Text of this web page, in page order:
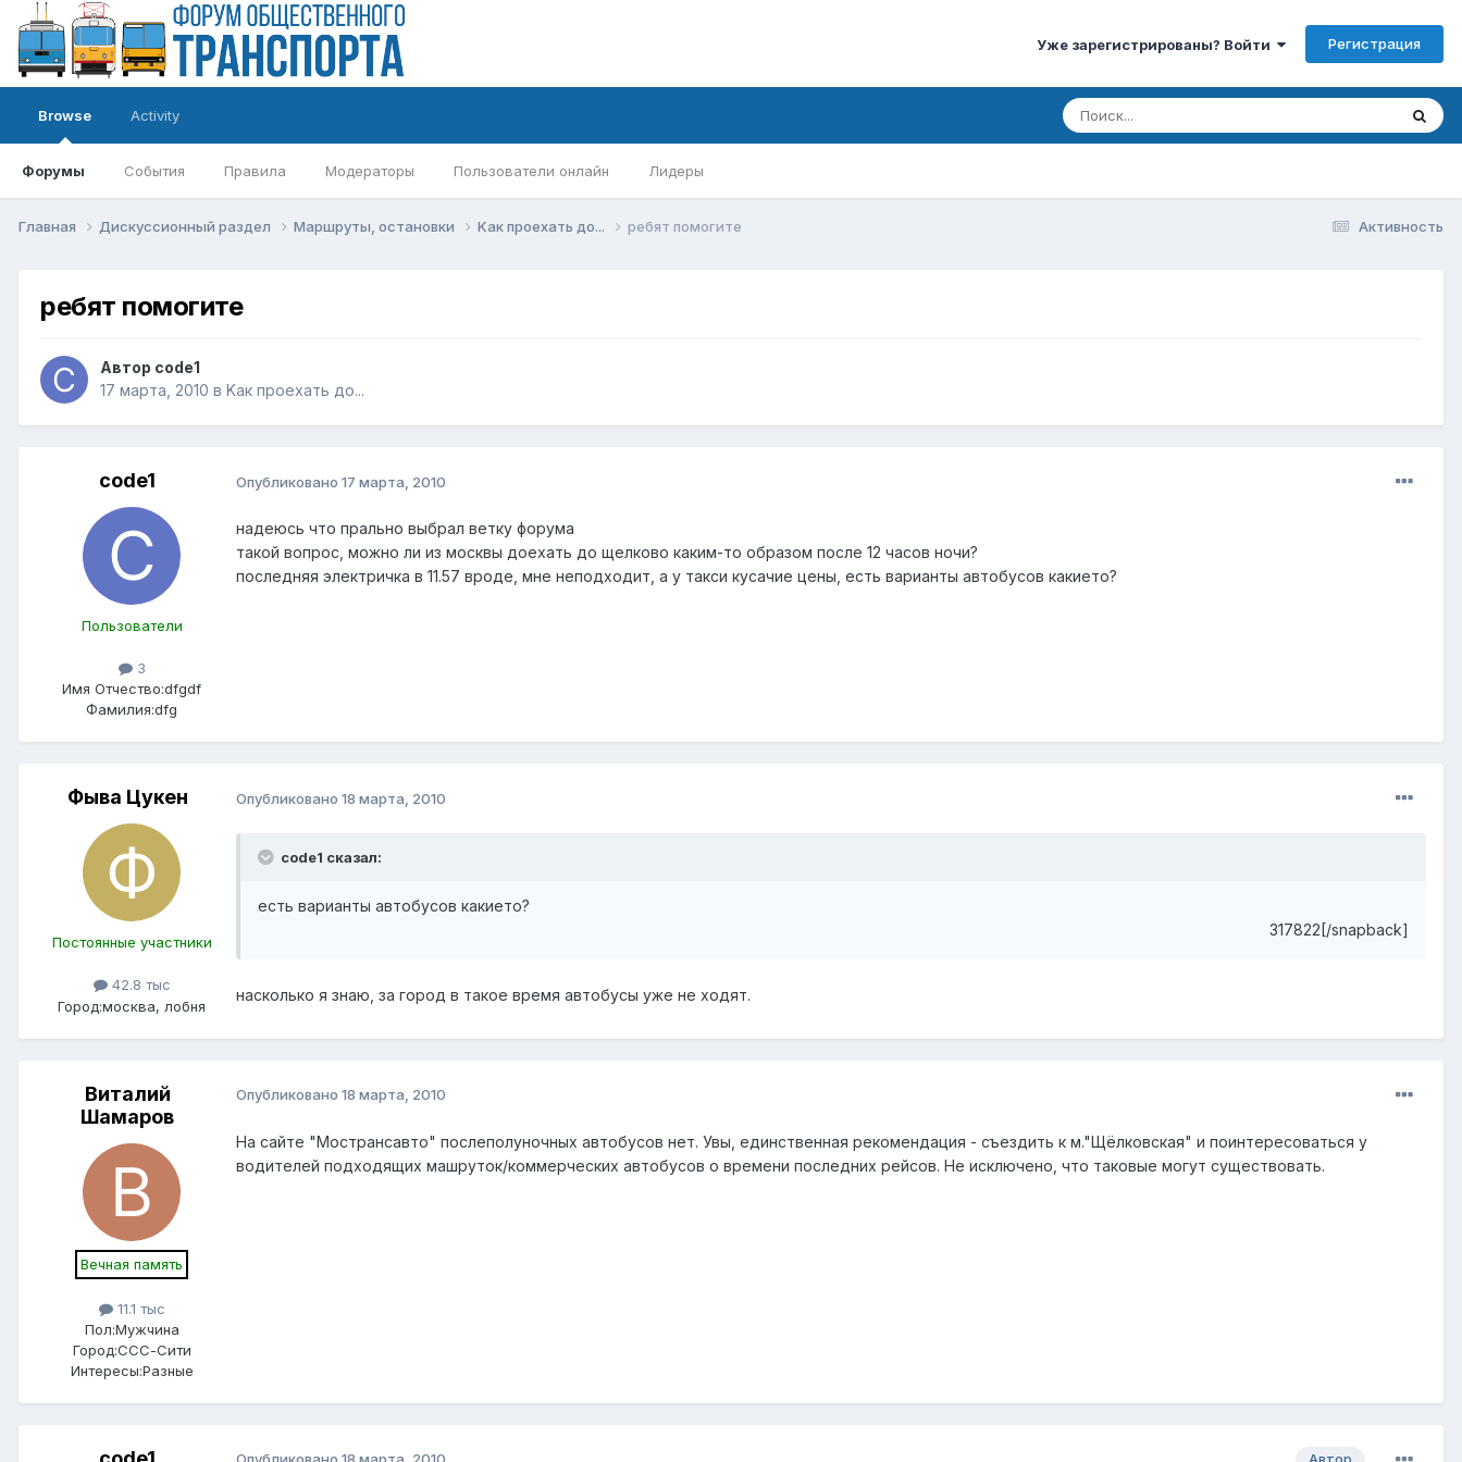
Уже зарегистрированы? Войти Регистрация
Browse
Форумы События Правила Модераторы Пользователи онлайн Лидеры
Activity
Активность
Главная Дискуссионный раздел Маршруты, остановки Kак проехать до... ребят помогите
ребят помогите
Автор code1
17 марта, 2010 в Kак проехать до...
code1
Пользователи
3
Имя Отчество:dfgdf
Фамилия:dfg
Опубликовано 17 марта, 2010
надеюсь что прально выбрал ветку форума
такой вопрос, можно ли из москвы доехать до щелково каким-то образом после 12 часов ночи?
последняя электричка в 11.57 вроде, мне неподходит, а у такси кусачие цены, есть варианты автобусов какието?
Фыва Цукен
Постоянные участники
42.8 тыс
Город:москва, лобня
Опубликовано 18 марта, 2010
code1 сказал:
есть варианты автобусов какието?
317822[/snapback]
насколько я знаю, за город в такое время автобусы уже не ходят.
Виталий
Шамаров
Вечная память
11.1 тыс
Пол:Мужчина
Город:ССС-Сити
Интересы:Разные
Опубликовано 18 марта, 2010
На сайте "Мострансавто" послеполуночных автобусов нет. Увы, единственная рекомендация - съездить к м."Щёлковская" и поинтересоваться у
водителей подходящих машруток/коммерческих автобусов о времени последних рейсов. Не исключено, что таковые могут существовать.